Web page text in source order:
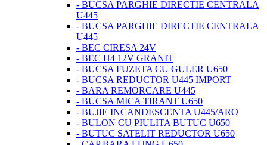
- BUCSA PARGHIE DIRECTIE CENTRALA
U445
- BUCSA PARGHIE DIRECTIE CENTRALA
U445
- BEC CIRESA 24V
- BEC H4 12V GRANIT
- BUCSA FUZETA CU GULER U650
- BUCSA REDUCTOR U445 IMPORT
- BARA REMORCARE U445
- BUCSA MICA TIRANT U650
- BUJIE INCANDESCENTA U445/ARO
- BULON CU PIULITA BUTUC U650
- BUTUC SATELIT REDUCTOR U650